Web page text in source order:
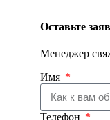
Оставьте
Менеджер
Имя
Телефон